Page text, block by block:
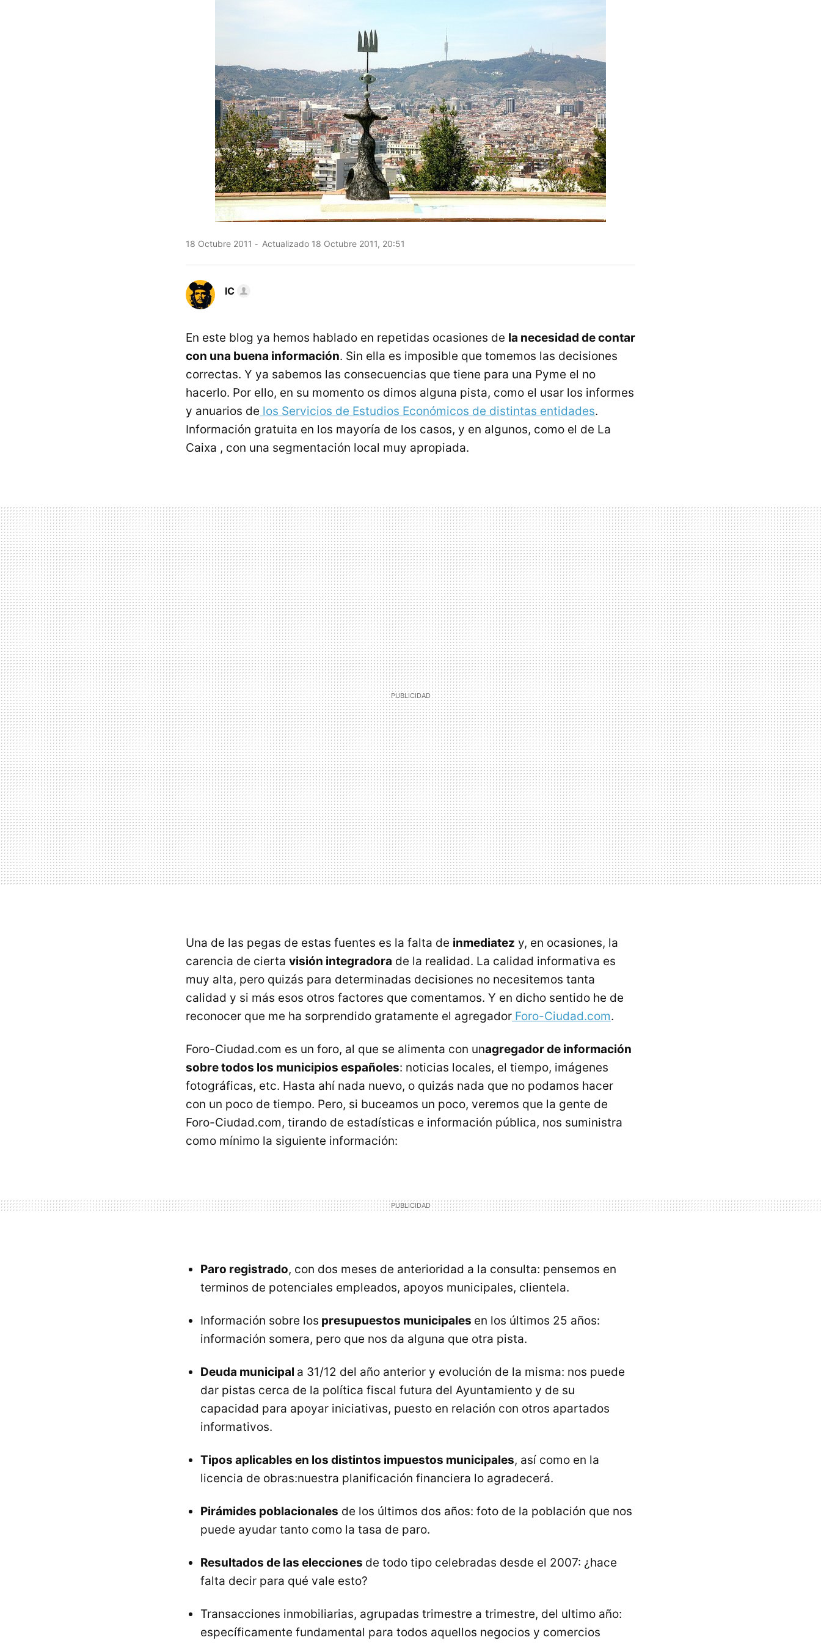
18 Octubre 2011 Actualizado 18 Octubre 2011, 20:51
IC
En este blog ya hemos hablado en repetidas ocasiones de la necesidad de contar
con una buena información. Sin ella es imposible que tomemos las decisiones
correctas. Y ya sabemos las consecuencias que tiene para una Pyme el no
hacerlo. Por ello, en su momento os dimos alguna pista, como el usar los informes
y anuarios de los Servicios de Estudios Económicos de distintas entidades.
Información gratuita en los mayoría de los casos, y en algunos, como el de La
Caixa , con una segmentación local muy apropiada.
Una de las pegas de estas fuentes es la falta de inmediatez y, en ocasiones, la
carencia de cierta visión integradora de la realidad. La calidad informativa es
muy alta, pero quizás para determinadas decisiones no necesitemos tanta
calidad y si más esos otros factores que comentamos. Y en dicho sentido he de
reconocer que me ha sorprendido gratamente el agregador Foro-Ciudad.com.
Foro-Ciudad.com es un foro, al que se alimenta con unagregador de información
sobre todos los municipios españoles: noticias locales, el tiempo, imágenes
fotográficas, etc. Hasta ahí nada nuevo, o quizás nada que no podamos hacer
con un poco de tiempo. Pero, si buceamos un poco, veremos que la gente de
Foro-Ciudad.com, tirando de estadísticas e información pública, nos suministra
como mínimo la siguiente información:
Paro registrado, con dos meses de anterioridad a la consulta: pensemos en
terminos de potenciales empleados, apoyos municipales, clientela.
Información sobre los presupuestos municipales en los últimos 25 años:
información somera, pero que nos da alguna que otra pista.
Deuda municipal a 31/12 del año anterior y evolución de la misma: nos puede
dar pistas cerca de la política fiscal futura del Ayuntamiento y de su
capacidad para apoyar iniciativas, puesto en relación con otros apartados
informativos.
Tipos aplicables en los distintos impuestos municipales, así como en la
licencia de obras:nuestra planificación financiera lo agradecerá.
Pirámides poblacionales de los últimos dos años: foto de la población que nos
puede ayudar tanto como la tasa de paro.
Resultados de las elecciones de todo tipo celebradas desde el 2007: ¿hace
falta decir para qué vale esto?
Transacciones inmobiliarias, agrupadas trimestre a trimestre, del ultimo año:
específicamente fundamental para todos aquellos negocios y comercios